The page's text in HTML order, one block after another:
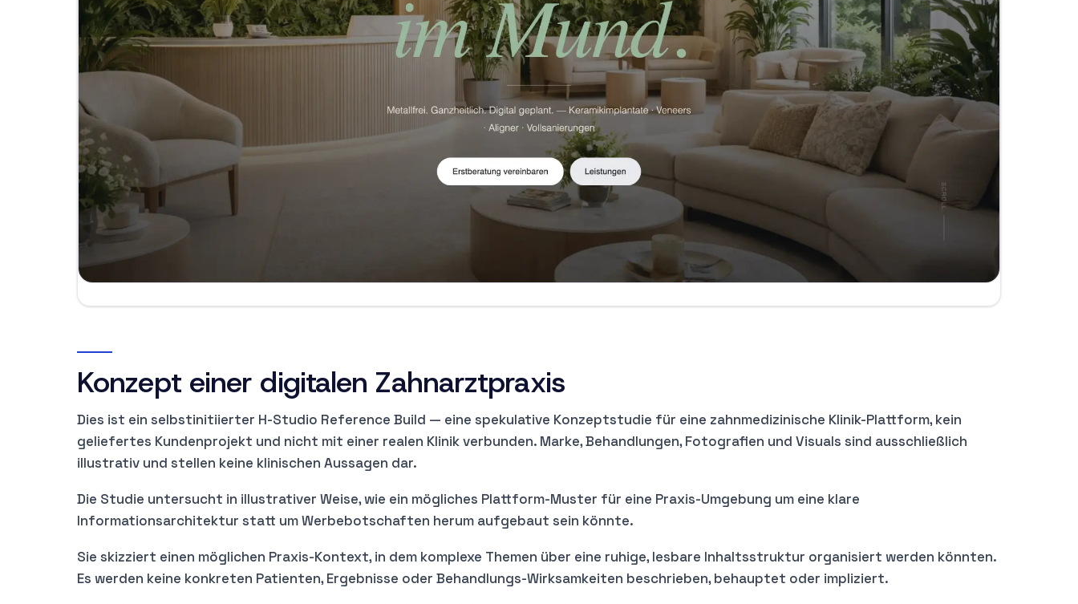
Konzept einer digitalen Zahnarztpraxis
Dies ist ein selbstinitiierter H-Studio Reference Build — eine spekulative Konzeptstudie für eine zahnmedizinische Klinik-Plattform, kein
geliefertes Kundenprojekt und nicht mit einer realen Klinik verbunden. Marke, Behandlungen, Fotografien und Visuals sind ausschließlich
illustrativ und stellen keine klinischen Aussagen dar.
Die Studie untersucht in illustrativer Weise, wie ein mögliches Plattform-Muster für eine Praxis-Umgebung um eine klare
Informationsarchitektur statt um Werbebotschaften herum aufgebaut sein könnte.
Sie skizziert einen möglichen Praxis-Kontext, in dem komplexe Themen über eine ruhige, lesbare Inhaltsstruktur organisiert werden könnten.
Es werden keine konkreten Patienten, Ergebnisse oder Behandlungs-Wirksamkeiten beschrieben, behauptet oder impliziert.